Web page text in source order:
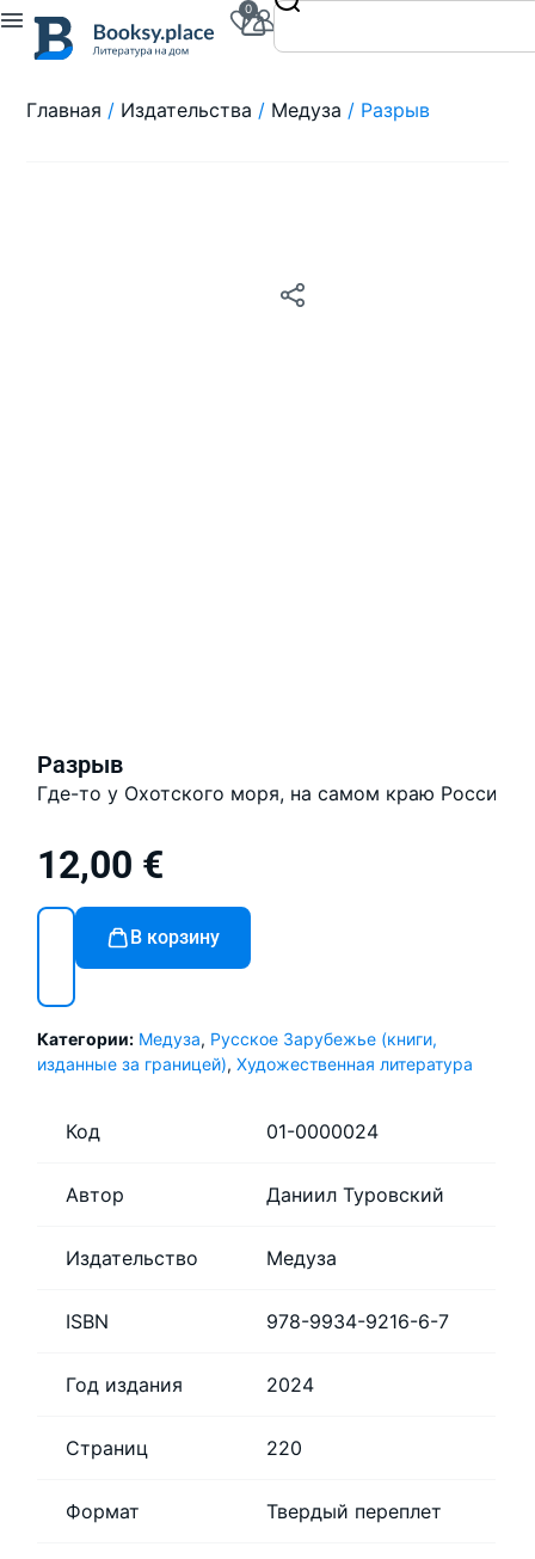
0
Главная / Издательства / Медуза / Разрыв
Разрыв
Где-то у Охотского моря, на самом краю России,
12,00 €
В корзину
Категории: Медуза, Русское Зарубежье (книги,
изданные за границей),Художественная литература
Код 01-0000024
Автор Даниил Туровский
Издательство Медуза
ISBN 978-9934-9216-6-7
Год издания 2024
Страниц 220
Формат Твердый переплет